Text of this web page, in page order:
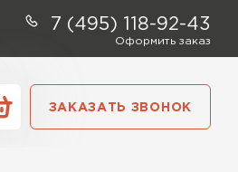
7 (495) 118-92-43
Оформить заказ
ЗАКАЗАТЬ ЗВОНОК
Контакты